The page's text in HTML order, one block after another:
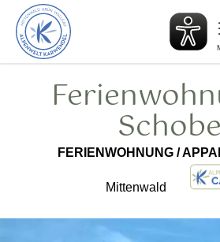
zurück
zur
Startseite
FERIENWOHNUNG /
Mittenwald